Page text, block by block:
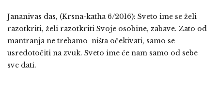
Jananivas das, (Krsna-katha 6/2016): Sveto ime se želi
razotkriti, želi razotkriti Svoje osobine, zabave. Zato od
mantranja ne trebamo ništa očekivati, samo se
usredotočiti na zvuk. Sveto ime će nam samo od sebe
sve dati.